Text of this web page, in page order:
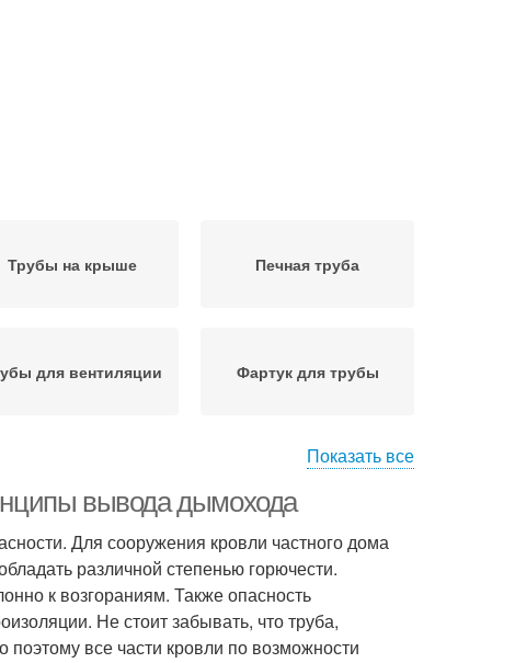
Трубы на крыше Печная труба
для вентиляции Фартук для трубы
Дымоход к готовой
кровле
Показать все
вывода дымохода
Для сооружения кровли частного дома
различной степенью горючести.
к возгораниям. Также опасность
Не стоит забывать, что труба,
все части кровли по возможности